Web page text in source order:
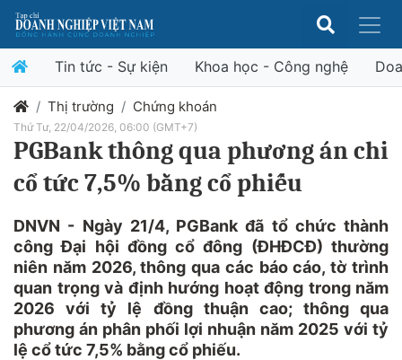
Tin tức - Sự kiện Khoa học - Công nghệ
Thị trường Chứng khoán
Thứ Tư, 22/04/2026, 06:00 (GMT+7)
PGBank thông qua phương án chi
cổ tức 7,5% bằng cổ phiếu
DNVN - Ngày 21/4, PGBank đã tổ chức thành
công Đại hội đồng cổ đông (ĐHĐCĐ) thường
niên năm 2026, thông qua các báo cáo, tờ trình
quan trọng và định hướng hoạt động trong năm
2026 với tỷ lệ đồng thuận cao; thông qua
phương án phân phối lợi nhuận năm 2025 với tỷ
lệ cổ tức 7,5% bằng cổ phiếu.